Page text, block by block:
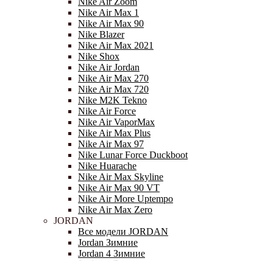
Nike Air Max 1
Nike Air Max 90
Nike Blazer
Nike Air Max 2021
Nike Shox
Nike Air Jordan
Nike Air Max 270
Nike Air Max 720
Nike M2K Tekno
Nike Air Force
Nike Air VaporMax
Nike Air Max Plus
Nike Air Max 97
Nike Lunar Force Duckboot
Nike Huarache
Nike Air Max Skyline
Nike Air Max 90 VT
Nike Air More Uptempo
Nike Air Max Zero
JORDAN
Все модели JORDAN
Jordan Зимние
Jordan 4 Зимние